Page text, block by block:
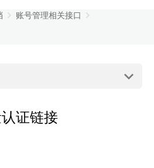
账号管理相关接口
证链接